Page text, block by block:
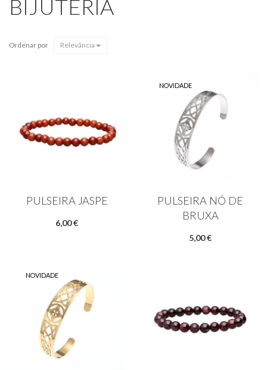
BIJUTERIA
Ordenar por Relevância
PULSEIRA JASPE
6,00 €
NOVIDADE
PULSEIRA NÓ DE
BRUXA
5,00 €
NOVIDADE